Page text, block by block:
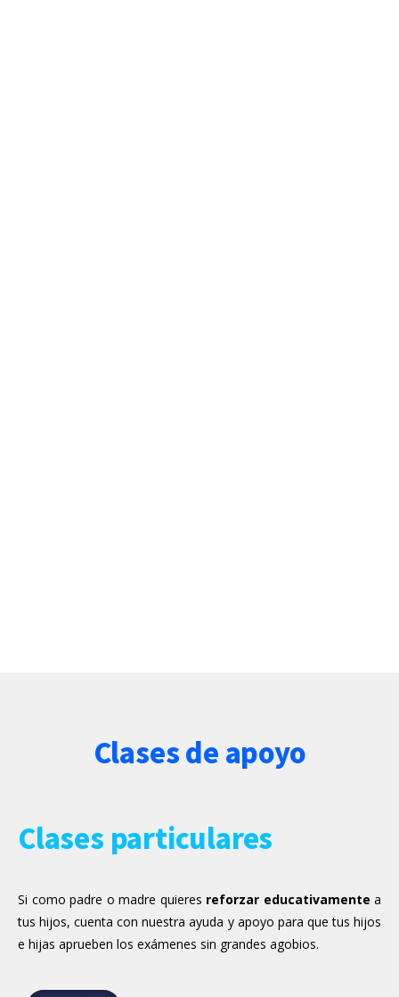
Clases de apoyo
Clases particulares
Si como padre o madre quieres reforzar educativamente a
tus hijos, cuenta con nuestra ayuda y apoyo para que tus hijos
e hijas aprueben los exámenes sin grandes agobios.